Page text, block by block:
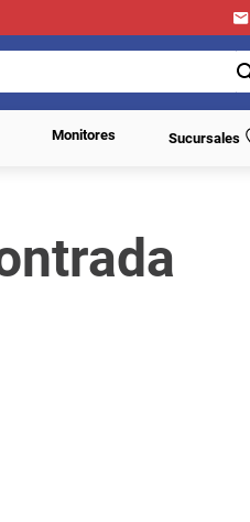
Monitores Sucursales